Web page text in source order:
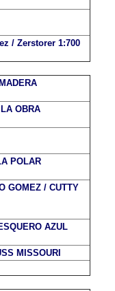
/ Zerstorer 1:700
OBRA
POLAR
GOMEZ / CUTTY
AZUL
MISSOURI